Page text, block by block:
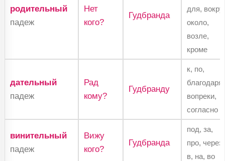
родительный
падеж
Нет
кого?
Гудбранда
для,
около,
возле,
кроме
дательный
падеж
Рад
кому?
Гудбранду
к, по,
благодаря,
вопреки,
согласно
винительный
падеж
Вижу
кого?
Гудбранда
под, за,
про, через,
в, на, во